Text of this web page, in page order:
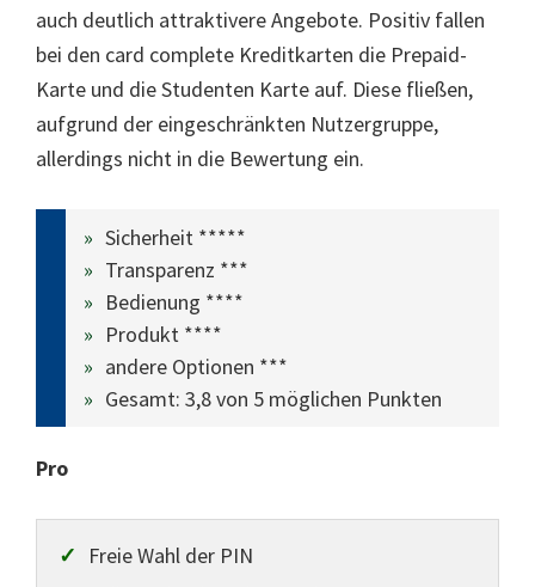
auch deutlich attraktivere Angebote. Positiv fallen
bei den card complete Kreditkarten die Prepaid-
Karte und die Studenten Karte auf. Diese fließen,
aufgrund der eingeschränkten Nutzergruppe,
allerdings nicht in die Bewertung ein.
Sicherheit *****
Transparenz ***
Bedienung ****
Produkt ****
andere Optionen ***
Gesamt: 3,8 von 5 möglichen Punkten
Pro
Freie Wahl der PIN